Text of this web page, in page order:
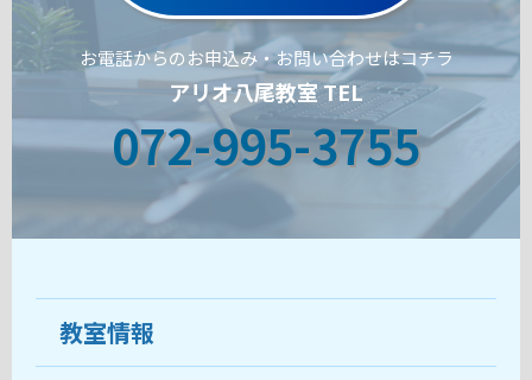
お電話からのお申込み・お問い合わせはコチラ
アリオ八尾教室 TEL
072-995-3755
教室情報